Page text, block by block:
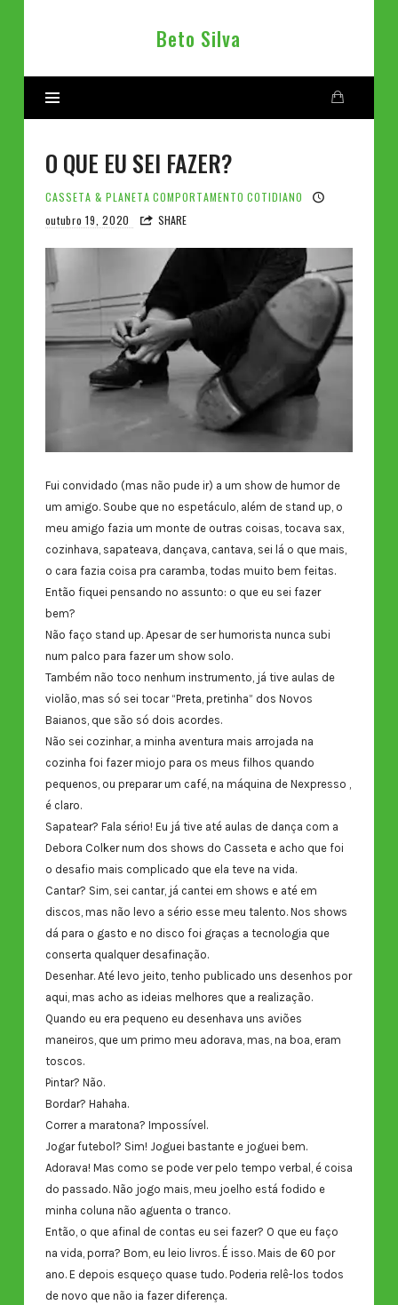
Beto
Beto Silva
O QUE EU SEI FAZER?
CASSETA & PLANETA COMPORTAMENTO COTIDIANO
outubro 19, 2020
SHARE
Fui convidado (mas não pude ir) a um show de humor de
um amigo. Soube que no espetáculo, além de stand up, o
meu amigo fazia um monte de outras coisas, tocava sax,
cozinhava, sapateava, dançava, cantava, sei lá o que mais,
o cara fazia coisa pra caramba, todas muito bem feitas.
Então fiquei pensando no assunto: o que eu sei fazer
bem?
Não faço stand up. Apesar de ser humorista nunca subi
num palco para fazer um show solo.
Também não toco nenhum instrumento, já tive aulas de
violão, mas só sei tocar “Preta, pretinha” dos Novos
Baianos, que são só dois acordes.
Não sei cozinhar, a minha aventura mais arrojada na
cozinha foi fazer miojo para os meus filhos quando
pequenos, ou preparar um café, na máquina de Nexpresso ,
é claro.
Sapatear? Fala sério! Eu já tive até aulas de dança com a
Debora Colker num dos shows do Casseta e acho que foi
o desafio mais complicado que ela teve na vida.
Cantar? Sim, sei cantar, já cantei em shows e até em
discos, mas não levo a sério esse meu talento. Nos shows
dá para o gasto e no disco foi graças a tecnologia que
conserta qualquer desafinação.
Desenhar. Até levo jeito, tenho publicado uns desenhos por
aqui, mas acho as ideias melhores que a realização.
Quando eu era pequeno eu desenhava uns aviões
maneiros, que um primo meu adorava, mas, na boa, eram
toscos.
Pintar? Não.
Bordar? Hahaha.
Correr a maratona? Impossível.
Jogar futebol? Sim! Joguei bastante e joguei bem.
Adorava! Mas como se pode ver pelo tempo verbal, é coisa
do passado. Não jogo mais, meu joelho está fodido e
minha coluna não aguenta o tranco.
Então, o que afinal de contas eu sei fazer? O que eu faço
na vida, porra? Bom, eu leio livros. É isso. Mais de 60 por
ano. E depois esqueço quase tudo. Poderia relê-los todos
de novo que não ia fazer diferença.